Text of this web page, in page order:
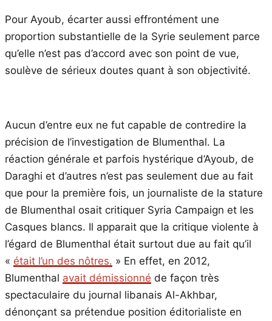
Pour Ayoub, écarter aussi effrontément une
proportion substantielle de la Syrie seulement parce
qu’elle n’est pas d’accord avec son point de vue,
soulève de sérieux doutes quant à son objectivité.
Aucun d’entre eux ne fut capable de contredire la
précision de l’investigation de Blumenthal. La
réaction générale et parfois hystérique d’Ayoub, de
Daraghi et d’autres n’est pas seulement due au fait
que pour la première fois, un journaliste de la stature
de Blumenthal osait critiquer Syria Campaign et les
Casques blancs. Il apparait que la critique violente à
l’égard de Blumenthal était surtout due au fait qu’il
« était l’un des nôtres. » En effet, en 2012,
Blumenthal avait démissionné de façon très
spectaculaire du journal libanais Al-Akhbar,
dénonçant sa prétendue position éditorialiste en